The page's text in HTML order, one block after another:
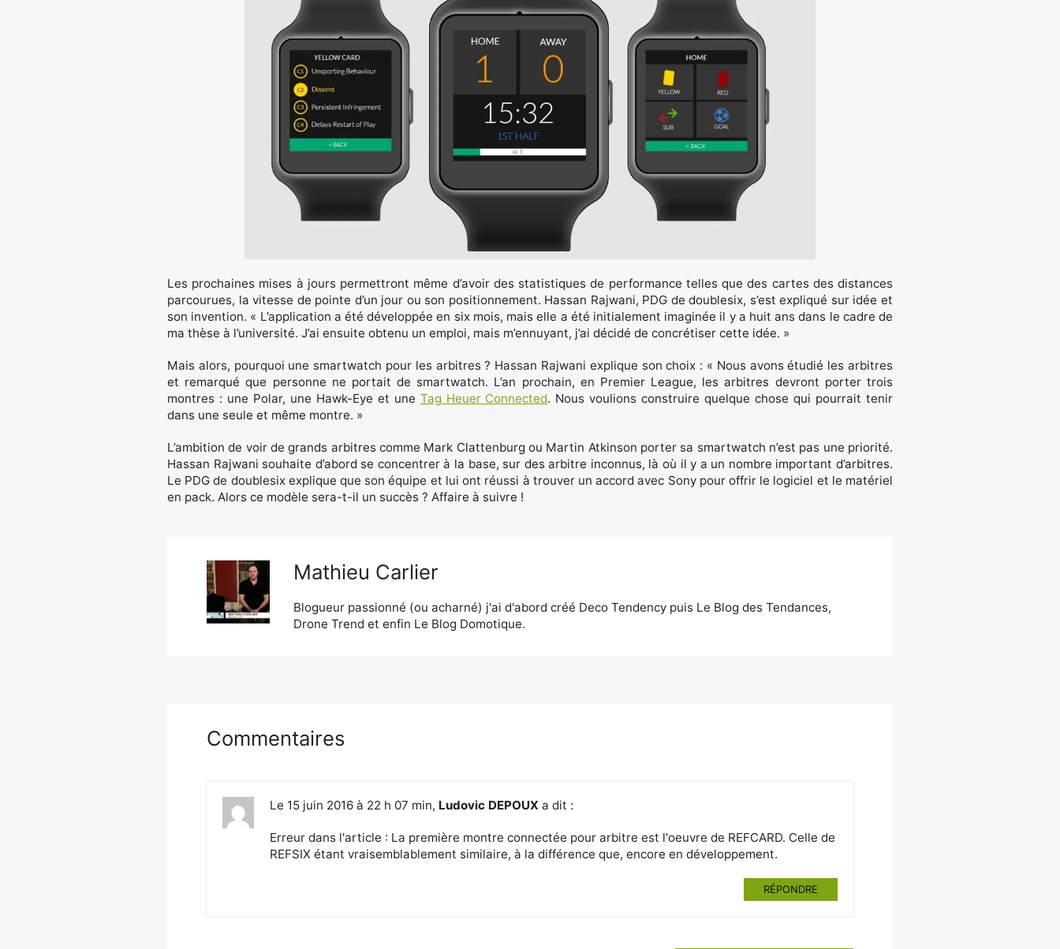
Les prochaines mises à jours permettront même d’avoir des statistiques de performance telles que des cartes des distances
parcourues, la vitesse de pointe d’un jour ou son positionnement. Hassan Rajwani, PDG de doublesix, s’est expliqué sur idée et
son invention. « L’application a été développée en six mois, mais elle a été initialement imaginée il y a huit ans dans le cadre de
ma thèse à l’université. J’ai ensuite obtenu un emploi, mais m’ennuyant, j’ai décidé de concrétiser cette idée. »
Mais alors, pourquoi une smartwatch pour les arbitres ? Hassan Rajwani explique son choix : « Nous avons étudié les arbitres
et remarqué que personne ne portait de smartwatch. L’an prochain, en Premier League, les arbitres devront porter trois
montres : une Polar, une Hawk-Eye et une Tag Heuer Connected. Nous voulions construire quelque chose qui pourrait tenir
dans une seule et même montre. »
L’ambition de voir de grands arbitres comme Mark Clattenburg ou Martin Atkinson porter sa smartwatch n’est pas une priorité.
Hassan Rajwani souhaite d’abord se concentrer à la base, sur des arbitre inconnus, là où il y a un nombre important d’arbitres.
Le PDG de doublesix explique que son équipe et lui ont réussi à trouver un accord avec Sony pour offrir le logiciel et le matériel
en pack. Alors ce modèle sera-t-il un succès ? Affaire à suivre !
Mathieu Carlier
Blogueur passionné (ou acharné) j'ai d'abord créé Deco Tendency puis Le Blog des Tendances,
Drone Trend et enfin Le Blog Domotique.
Commentaires
Le 15 juin 2016 à 22 h 07 min, Ludovic DEPOUX a dit :
Erreur dans l'article : La première montre connectée pour arbitre est l'oeuvre de REFCARD. Celle de
REFSIX étant vraisemblablement similaire, à la différence que, encore en développement.
RÉPONDRE